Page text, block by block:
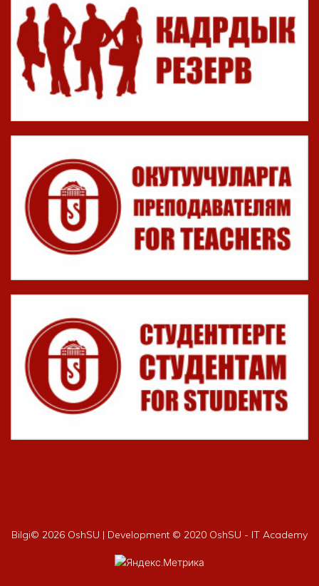
Bilgi© 2026 OshSU | Development © 2020 OshSU - IT Academy